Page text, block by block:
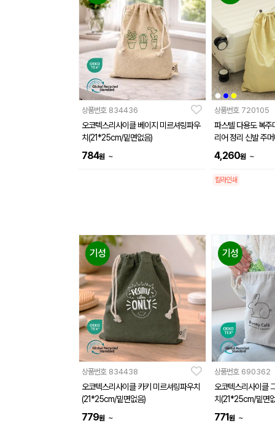
상품번호 834436
오코텍스리사이클 베이지 미르셔링파우
치(21*25cm/밑면없음)
784원 ~
상품번호 720105
파스텔 다용도 복주
리어 정리 신발 주
4,260원 ~
칼라인쇄
기성
상품번호 834438
오코텍스리사이클 카키 미르셔링파우치
(21*25cm/밑면없음)
779원 ~
기성
상품번호 690362
오코텍스리사이클
치(21*25cm/밑면
771원 ~